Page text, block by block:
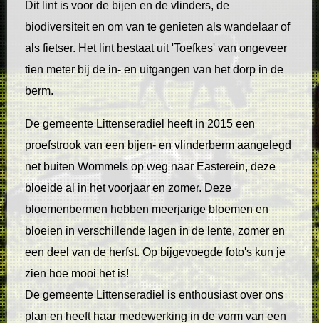
Dit lint is voor de bijen en de vlinders, de
biodiversiteit en om van te genieten als wandelaar of
als fietser. Het lint bestaat uit 'Toefkes' van ongeveer
tien meter bij de in- en uitgangen van het dorp in de
berm.
De gemeente Littenseradiel heeft in 2015 een
proefstrook van een bijen- en vlinderberm aangelegd
net buiten Wommels op weg naar Easterein, deze
bloeide al in het voorjaar en zomer. Deze
bloemenbermen hebben meerjarige bloemen en
bloeien in verschillende lagen in de lente, zomer en
een deel van de herfst. Op bijgevoegde foto's kun je
zien hoe mooi het is!
De gemeente Littenseradiel is enthousiast over ons
plan en heeft haar medewerking in de vorm van een